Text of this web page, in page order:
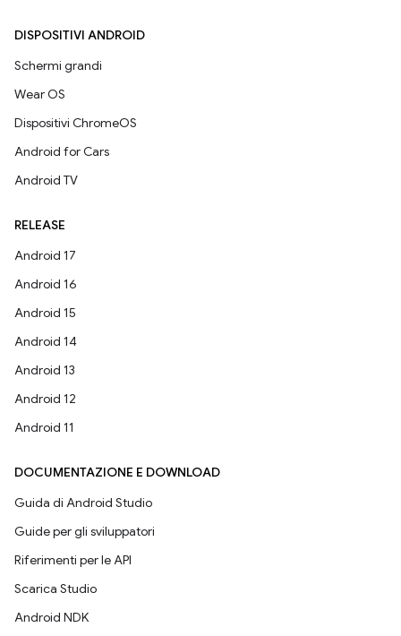
DISPOSITIVI ANDROID
Schermi grandi
Wear OS
Dispositivi ChromeOS
Android for Cars
Android TV
RELEASE
Android 17
Android 16
Android 15
Android 14
Android 13
Android 12
Android 11
DOCUMENTAZIONE E DOWNLOAD
Guida di Android Studio
Guide per gli sviluppatori
Riferimenti per le API
Scarica Studio
Android NDK